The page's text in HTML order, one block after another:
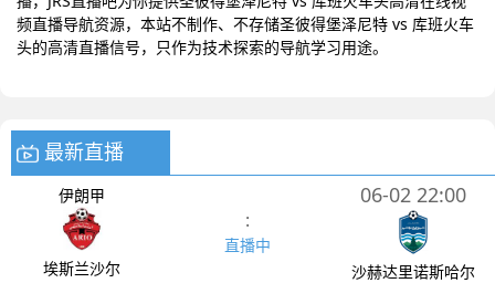
频直播导航资源，本站不制作、不存储圣彼得堡泽尼特 vs 库班火车
头的高清直播信号，只作为技术探索的导航学习用途。
最新直播
伊朗甲
埃斯兰沙尔
:
直播中
06-02 22:00
沙赫达里诺斯哈尔